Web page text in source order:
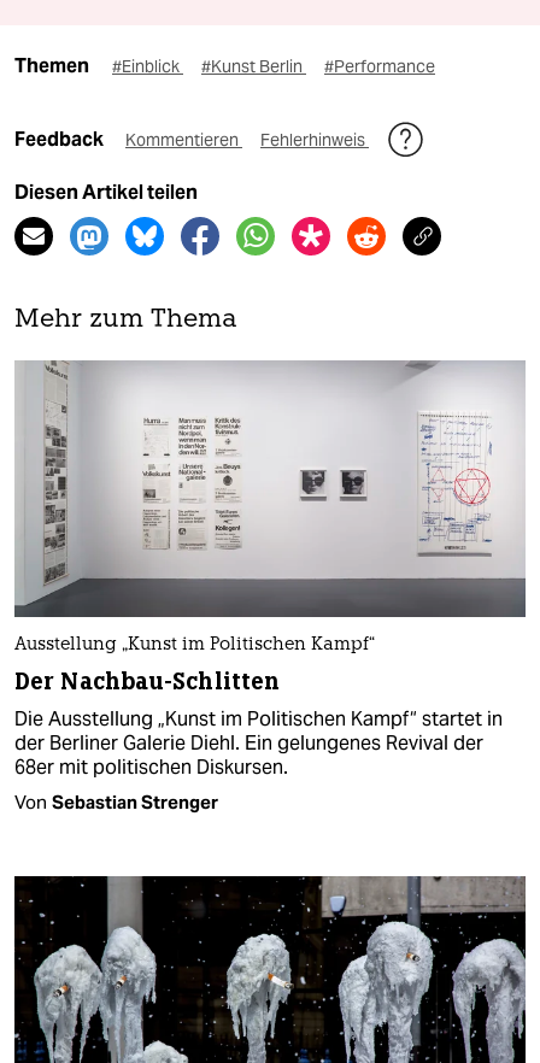
Themen #Einblick #Kunst Berlin #Performance
Feedback Kommentieren Fehlerhinweis
Diesen Artikel teilen
Mehr zum Thema
Ausstellung „Kunst im Politischen Kampf“
Der Nachbau-Schlitten
Die Ausstellung „Kunst im Politischen Kampf“ startet in
der Berliner Galerie Diehl. Ein gelungenes Revival der
68er mit politischen Diskursen.
Von Sebastian Strenger